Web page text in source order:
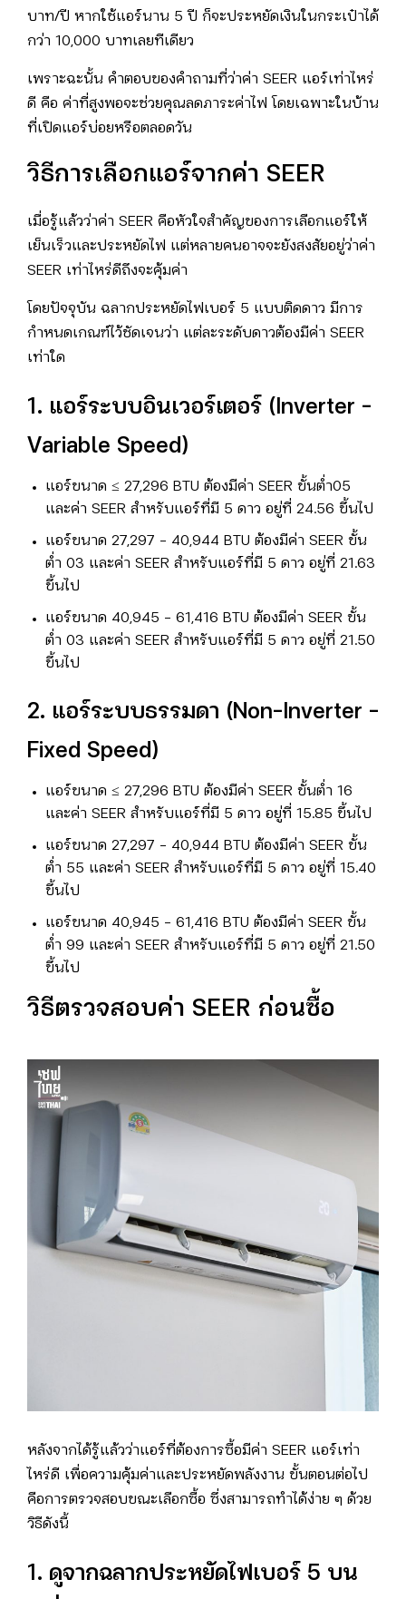
บาท/ปี หากใช้แอร์นาน 5 ปี ก็จะประหยัดเงินในกระเป๋าได้
กว่า 10,000 บาทเลยทีเดียว
เพราะฉะนั้น คำตอบของคำถามที่ว่าค่า SEER แอร์เท่าไหร่
ดี คือ ค่าที่สูงพอจะช่วยคุณลดภาระค่าไฟ โดยเฉพาะในบ้าน
ที่เปิดแอร์บ่อยหรือตลอดวัน
วิธีการเลือกแอร์จากค่า SEER
เมื่อรู้แล้วว่าค่า SEER คือหัวใจสำคัญของการเลือกแอร์ให้
เย็นเร็วและประหยัดไฟ แต่หลายคนอาจจะยังสงสัยอยู่ว่าค่า
SEER เท่าไหร่ดีถึงจะคุ้มค่า
โดยปัจจุบัน ฉลากประหยัดไฟเบอร์ 5 แบบติดดาว มีการ
กำหนดเกณฑ์ไว้ชัดเจนว่า แต่ละระดับดาวต้องมีค่า SEER
เท่าใด
1. แอร์ระบบอินเวอร์เตอร์ (Inverter –
Variable Speed)
แอร์ขนาด ≤ 27,296 BTU ต้องมีค่า SEER ขั้นต่ำ05
และค่า SEER สำหรับแอร์ที่มี 5 ดาว อยู่ที่ 24.56 ขึ้นไป
แอร์ขนาด 27,297 – 40,944 BTU ต้องมีค่า SEER ขั้น
ต่ำ 03 และค่า SEER สำหรับแอร์ที่มี 5 ดาว อยู่ที่ 21.63
ขึ้นไป
แอร์ขนาด 40,945 – 61,416 BTU ต้องมีค่า SEER ขั้น
ต่ำ 03 และค่า SEER สำหรับแอร์ที่มี 5 ดาว อยู่ที่ 21.50
ขึ้นไป
2. แอร์ระบบธรรมดา (Non-Inverter –
Fixed Speed)
แอร์ขนาด ≤ 27,296 BTU ต้องมีค่า SEER ขั้นต่ำ 16
และค่า SEER สำหรับแอร์ที่มี 5 ดาว อยู่ที่ 15.85 ขึ้นไป
แอร์ขนาด 27,297 – 40,944 BTU ต้องมีค่า SEER ขั้น
ต่ำ 55 และค่า SEER สำหรับแอร์ที่มี 5 ดาว อยู่ที่ 15.40
ขึ้นไป
แอร์ขนาด 40,945 – 61,416 BTU ต้องมีค่า SEER ขั้น
ต่ำ 99 และค่า SEER สำหรับแอร์ที่มี 5 ดาว อยู่ที่ 21.50
ขึ้นไป
วิธีตรวจสอบค่า SEER ก่อนซื้อ
หลังจากได้รู้แล้วว่าแอร์ที่ต้องการซื้อมีค่า SEER แอร์เท่า
ไหร่ดี เพื่อความคุ้มค่าและประหยัดพลังงาน ขั้นตอนต่อไป
คือการตรวจสอบขณะเลือกซื้อ ซึ่งสามารถทำได้ง่าย ๆ ด้วย
วิธีดังนี้
1. ดูจากฉลากประหยัดไฟเบอร์ 5 บน